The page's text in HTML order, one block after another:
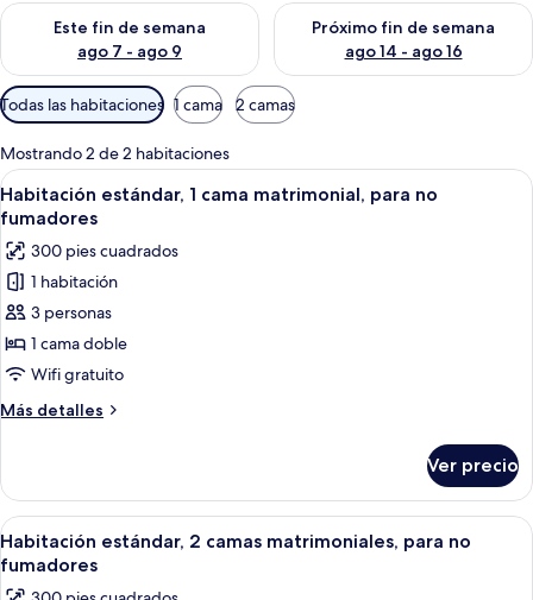
Este fin de semana
ago 7 - ago 9
Consulta la disponibilidad para este fin de semana ago 7 -
Próximo fin de semana
ago 14 - ago 16
Consulta la disponibilidad
Filtros
disponibles
para
las
habitaciones
Todas las habitaciones 1 cama 2 camas
Mostrando 2 de 2 habitaciones
Abrir
todas
las
fotos
de
Habitación
estándar,
1
cama
matrimonial,
no
fumadores
Habitación de hotel con cama,
10
Habitación estándar, 1 cama matrimonial, para no
fumadores
300 pies cuadrados
1 habitación
3 personas
1 cama doble
Wifi gratuito
Más detalles
Más
estándar,
cama
matrimonial,
Ver precio
Abrir
todas
las
Habitación de hotel con dos camas,
16
Habitación estándar, 2 camas matrimoniales, para no
fumadores